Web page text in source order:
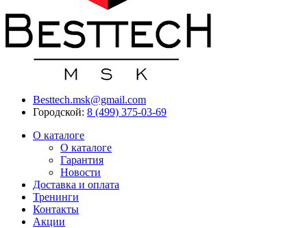
Besttech.msk@gmail.com
Городской: 8 (499) 375-03-69
О каталоге
О каталоге
Гарантия
Новости
Доставка и оплата
Тренинги
Контакты
Акции